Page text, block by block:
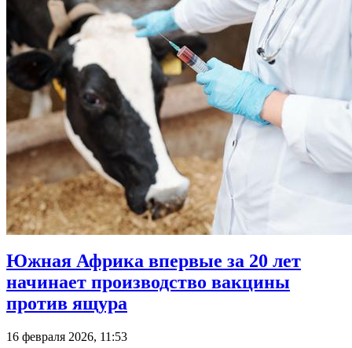
Южная Африка впервые за 20 лет
начинает производство вакцины
против ящура
16 февраля 2026, 11:53